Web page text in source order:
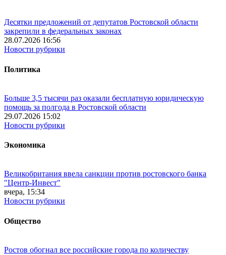
Десятки предложений от депутатов Ростовской области
закрепили в федеральных законах
28.07.2026 16:56
Новости рубрики
Политика
Больше 3,5 тысячи раз оказали бесплатную юридическую
помощь за полгода в Ростовской области
29.07.2026 15:02
Новости рубрики
Экономика
Великобритания ввела санкции против ростовского банка
"Центр-Инвест"
вчера, 15:34
Новости рубрики
Общество
Ростов обогнал все российские города по количеству